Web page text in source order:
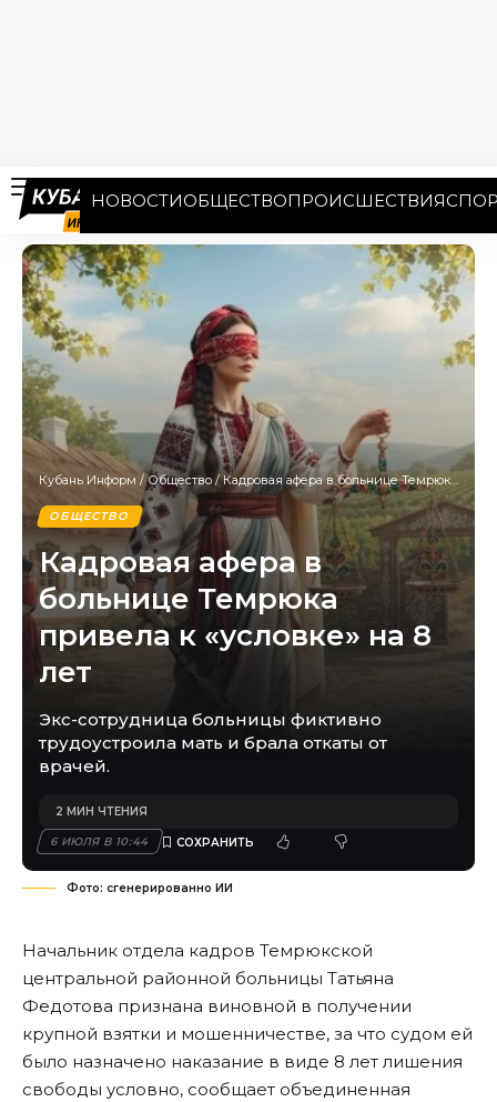
НОВОСТИОБЩЕСТВОПРОИСШЕСТВИЯ
Кубань Информ /Общество /Кадровая афера в больнице Темрюка привела к «условке» на 8 лет
ОБЩЕСТВО
Кадровая афера в
больнице Темрюка
привела к «условке» на 8
лет
Экс-сотрудница больницы фиктивно
трудоустроила мать и брала откаты от
врачей.
6 ИЮЛЯ В 10:44
2 МИН ЧТЕНИЯ
Фото: сгенерированно ИИ
Начальник отдела кадров Темрюкской
центральной районной больницы Татьяна
Федотова признана виновной в получении
крупной взятки и мошенничестве, за что судом ей
было назначено наказание в виде 8 лет лишения
свободы условно, сообщает объединенная